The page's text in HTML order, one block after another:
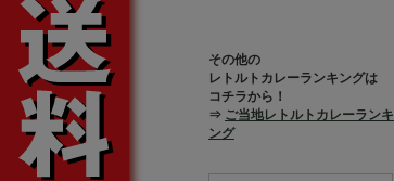
その他の
レトルトカレーランキングは
コチラから！
⇒ ご当地レトルトカレーランキ
ング